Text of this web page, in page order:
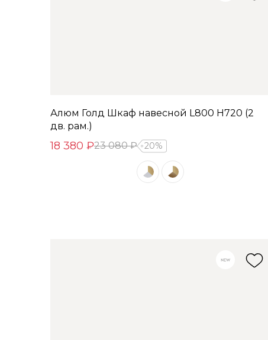
Алюм Голд Шкаф навесной L800 Н720 (2
дв. рам.)
18 380 ₽23 080 ₽ 20%